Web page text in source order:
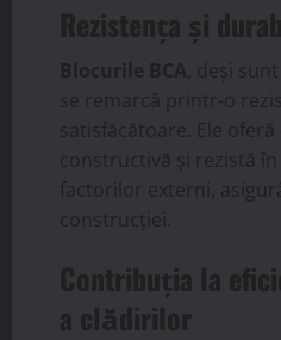
Rezistența și
Blocurile BCA , deși sunt
se remarcă printr-o
satisfăcătoare. Ele
constructivă și rezistă
factorilor externi,
construcției.
Contribuția la
a clădirilor